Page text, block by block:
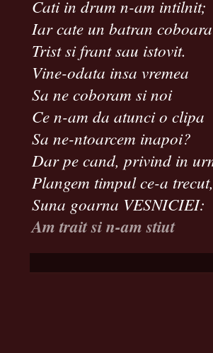
Cati in drum n-am intilnit;
Iar cate un batran coboara
Trist si frant sau istovit.
Vine-odata insa vremea
Sa ne coboram si noi
Ce n-am da atunci o clipa
Sa ne-ntoarcem inapoi?
Dar pe cand, privind in
Plangem timpul ce-a trecut,
Suna goarna VESNICIEI:
Am trait si n-am stiut